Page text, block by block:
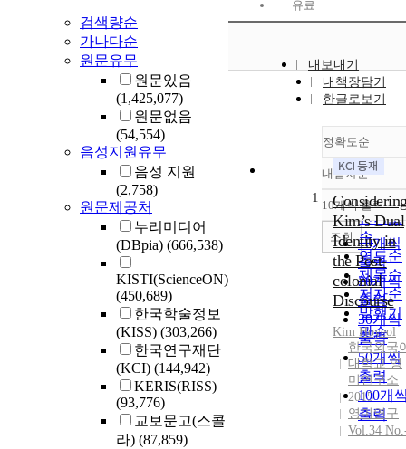
검색량순
가나다순
원문유무
원문있음
(1,425,077)
원문없음
(54,554)
음성지원유무
음성 지원
(2,758)
원문제공처
누리미디어
(DBpia) (666,538)
KISTI(ScienceON)
(450,689)
한국학술정보
(KISS) (303,266)
한국연구재단
(KCI) (144,942)
KERIS(RISS)
(93,776)
교보문고(스콜
라) (87,859)
유료
내보내기
내책장담기
한글로보기
정확도순
정확도
순
인기도
순
연도순
제목순
저자순
발행기
관순
내림차순
내림차
10개씩 출력
10개씩
출력
20개씩
출력
30개씩
출력
50개씩
출력
100개
출력
조회
1
Kim’s Dual
Identity in
the Post-
colonial
Discourse
Kim Hoyeol
한국외국
대학교 영
미연구소
2015
영미연구
Vol.34